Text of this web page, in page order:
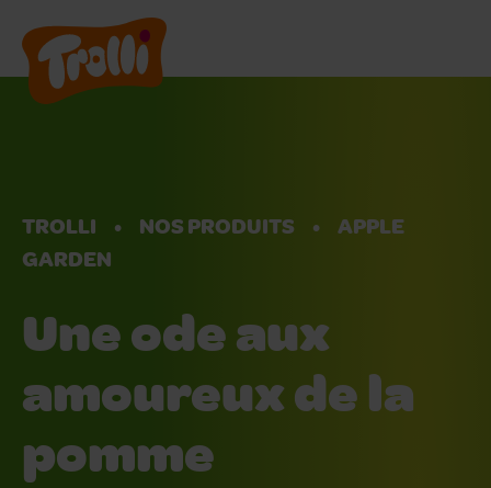
A propos de nous
FR
TROLLI NOS PRODUITS
APPLE
GARDEN
Une ode aux
amoureux de la
pomme